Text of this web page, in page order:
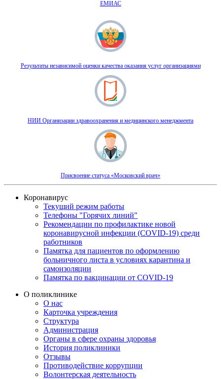
ЕМИАС
Результаты независимой оценки качества оказания услуг организациями
НИИ Организации здравоохранения и медицинского менеджмента
Присвоение статуса «Московский врач»
Коронавирус
Текущий режим работы
Телефоны "Горячих линий"
Рекомендации по профилактике новой
коронавирусной инфекции (COVID-19) среди
работников
Памятка для пациентов по оформлению
больничного листа в условиях карантина и
самоизоляции
Памятка по вакцинации от COVID-19
О поликлинике
О нас
Карточка учреждения
Структура
Администрация
Органы в сфере охраны здоровья
История поликлиники
Отзывы
Противодействие коррупции
Волонтерская деятельность